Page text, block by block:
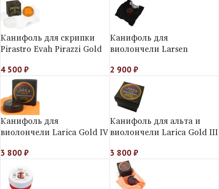
Канифоль для скрипки
Pirastro Evah Pirazzi Gold
4 500₽
Канифоль для
виолончели Larsen
2 900₽
Канифоль для
виолончели Larica Gold IV
3 800₽
Канифоль для альта и
виолончели Larica Gold III
3 800₽